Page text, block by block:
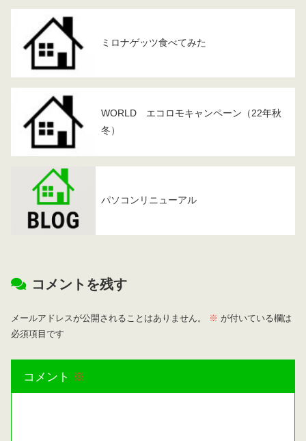
ミロナゲッツ食べてみた
WORLD エコロモキャンペーン（22年秋
冬）
パソコンリニューアル
コメントを残す
メールアドレスが公開されることはありません。 ※ が付いている欄は
必須項目です
コメント ※